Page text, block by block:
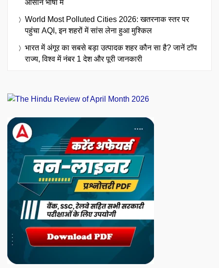
आसान भाषा में
World Most Polluted Cities 2026: खतरनाक स्तर पर
पहुंचा AQI, इन शहरों में सांस लेना हुआ मुश्किल
भारत में अंगूर का सबसे बड़ा उत्पादक शहर कौन सा है? जानें टॉप
राज्य, विश्व में नंबर 1 देश और पूरी जानकारी